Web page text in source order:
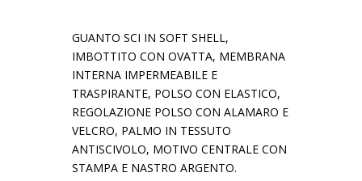
GUANTO SCI IN SOFT SHELL,
IMBOTTITO CON OVATTA, MEMBRANA
INTERNA IMPERMEABILE E
TRASPIRANTE, POLSO CON ELASTICO,
REGOLAZIONE POLSO CON ALAMARO E
VELCRO, PALMO IN TESSUTO
ANTISCIVOLO, MOTIVO CENTRALE CON
STAMPA E NASTRO ARGENTO.